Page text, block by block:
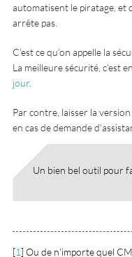
automatisent le piratage, et
arrête pas.
C’est ce qu’on appelle la
La meilleure sécurité, c’est
jour
Par contre, laisser la
en cas de demande
Un bien bel outil pour
[1]Ou de n’importe quel